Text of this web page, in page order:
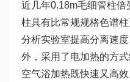
近几年0.18m毛细管柱
柱具有比常规规格色谱
分析实验室提高分离速
外，采用了电加热的方
空气浴加热既快速又高